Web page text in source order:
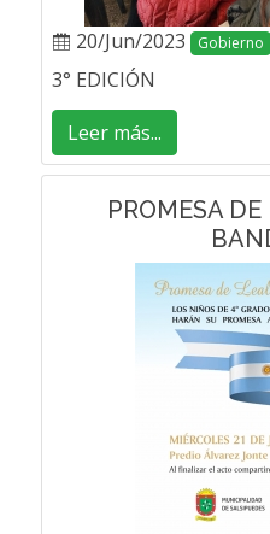
20/Jun/2023 Gobierno
3° EDICIÓN
Leer más...
PROMESA